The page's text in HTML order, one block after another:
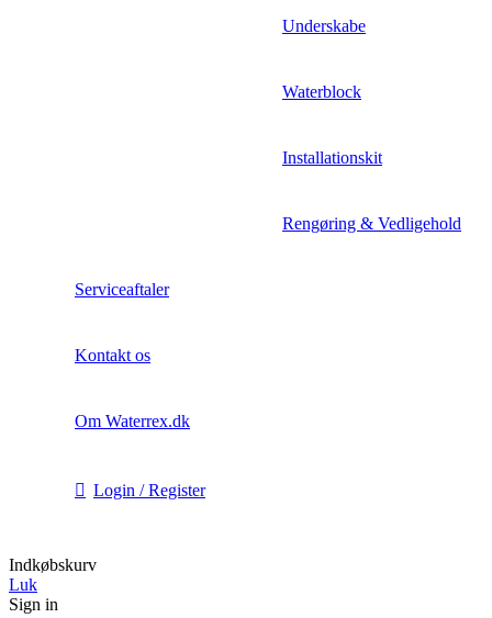
Underskabe
Waterblock
Installationskit
Rengøring & Vedligehold
Serviceaftaler
Kontakt os
Om Waterrex.dk
Login / Register
Indkøbskurv
Luk
Sign in